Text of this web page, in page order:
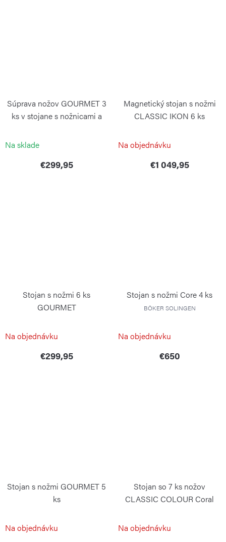
Súprava nožov GOURMET 3
ks v stojane s nožnicami a
Na sklade
€299,95
Magnetický stojan s nožmi
CLASSIC IKON 6 ks
Na objednávku
€1 049,95
Stojan s nožmi 6 ks
GOURMET
Na objednávku
€299,95
Stojan s nožmi Core 4 ks
BÖKER SOLINGEN
Na objednávku
€650
Stojan s nožmi GOURMET 5
ks
Na objednávku
Stojan so 7 ks nožov
CLASSIC COLOUR Coral
WÜSTHOF
Na objednávku